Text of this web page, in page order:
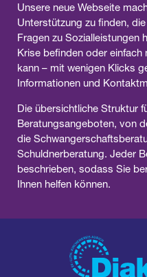
Unsere neue Webseite
Unterstützung zu finden,
Fragen zu Sozialleistungen
Krise befinden oder
kann – mit wenigen Klicks
Informationen und
Die übersichtliche Struktur
Beratungsangeboten, von
die
Schuldnerberatung. Jeder
beschrieben, sodass Sie
Ihnen helfen können.